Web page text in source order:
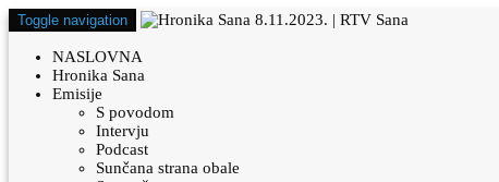
Toggle navigation
NASLOVNA
Hronika Sana
Emisije
S povodom
Intervju
Podcast
Sunčana strana obale